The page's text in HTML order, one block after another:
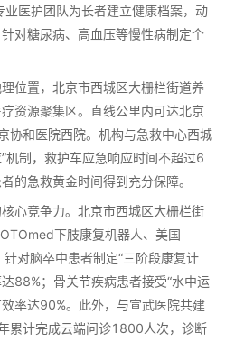
医护团队为长者建立健康档案，动
对糖尿病、高血压等慢性病制定个
置，北京市西城区大栅栏街道养
资源聚集区。直线公里内可达北京
协和医院西院。机构与急救中心西城
机制，救护车应急响应时间不超过6
的急救黄金时间得到充分保障。
竞争力。北京市西城区大栅栏街
下肢康复机器人、美国
对脑卒中患者制定“三阶段康复计
88%；骨关节疾病患者接受“水中运
率达90%。此外，与宣武医院共建
累计完成云端问诊1800人次，诊断